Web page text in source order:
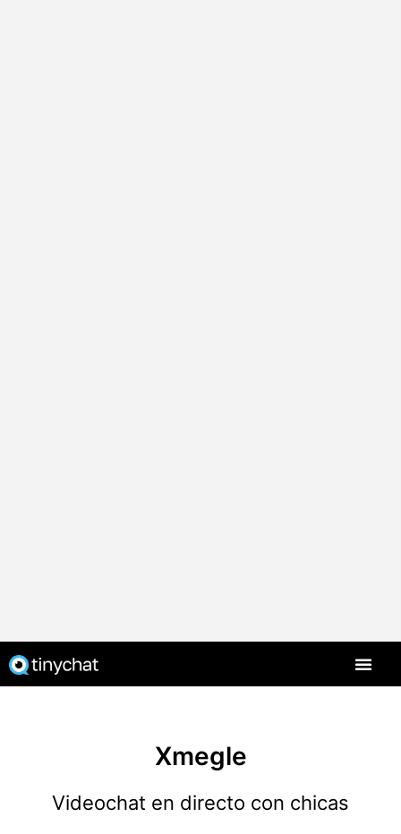
Xmegle
Videochat en directo con chicas